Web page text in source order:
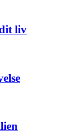
liv